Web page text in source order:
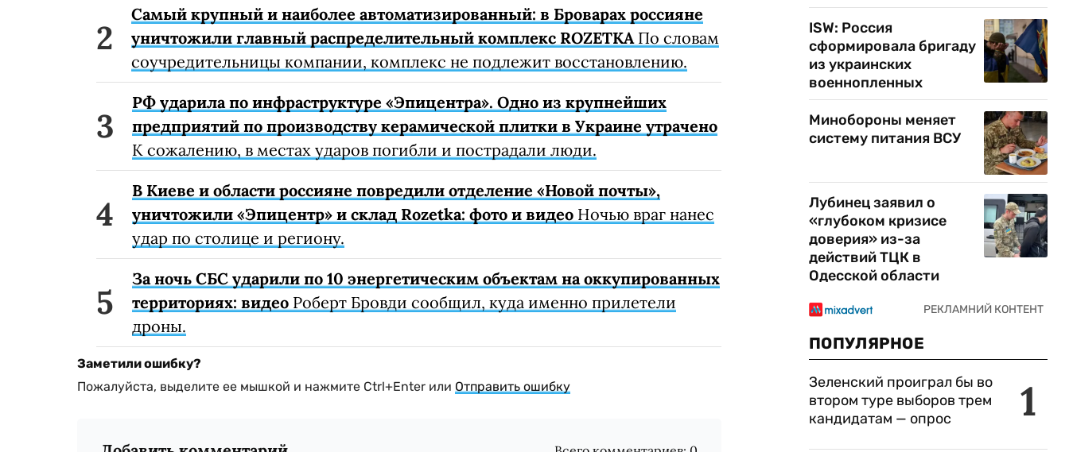
Самый крупный и наиболее автоматизированный: в Броварах россияне
уничтожили главный распределительный комплекс ROZETKAПо словам
соучредительницы компании, комплекс не подлежит восстановлению.
РФ ударила по инфраструктуре «Эпицентра». Одно из крупнейших
предприятий по производству керамической плитки в Украине утрачено
К сожалению, в местах ударов погибли и пострадали люди.
В Киеве и области россияне повредили отделение «Новой почты»,
уничтожили «Эпицентр» и склад Rozetka: фото и видео Ночью враг нанес
удар по столице и региону.
За ночь СБС ударили по 10 энергетическим объектам на оккупированных
территориях: видео Роберт Бровди сообщил, куда именно прилетели
дроны.
Заметили ошибку?
Пожалуйста, выделите ее мышкой и нажмите Ctrl+Enter или Отправить ошибку
ISW: Россия
сформировала бригаду
из украинских
военнопленных
Минобороны меняет
систему питания ВСУ
Лубинец заявил о
«глубоком кризисе
доверия» из-за
действий ТЦК в
Одесской области
ПОПУЛЯРНОЕ
1
Зеленский проиграл бы во
втором туре выборов трем
кандидатам — опрос